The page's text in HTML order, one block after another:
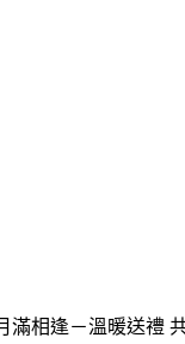
相逢－溫暖送禮